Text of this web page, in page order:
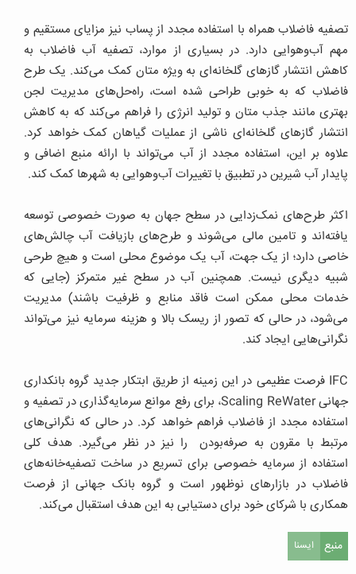
تصفیه فاضلاب همراه با استفاده مجدد از پساب نیز مزایای مستقیم و
مهم آب‌وهوایی دارد. در بسیاری از موارد، تصفیه آب فاضلاب به
کاهش انتشار گازهای گلخانه‌ای به ویژه متان کمک می‌کند. یک طرح
فاضلاب که به خوبی طراحی شده است، راه‌حل‌های مدیریت لجن
بهتری مانند جذب متان و تولید انرژی را فراهم می‌کند که به کاهش
انتشار گازهای گلخانه‌ای ناشی از عملیات گیاهان کمک خواهد کرد.
علاوه بر این، استفاده مجدد از آب می‌تواند با ارائه منبع اضافی و
پایدار آب شیرین در تطبیق با تغییرات آب‌وهوایی به شهرها کمک کند.
اکثر طرح‌های نمک‌زدایی در سطح جهان به صورت خصوصی توسعه
یافته‌اند و تامین مالی می‌شوند و طرح‌های بازیافت آب چالش‌های
خاصی دارد؛ از یک جهت، آب یک موضوع محلی است و هیچ طرحی
شبیه دیگری نیست. همچنین آب در سطح غیر متمرکز (جایی که
خدمات محلی ممکن است فاقد منابع و ظرفیت باشند) مدیریت
می‌شود، در حالی که تصور از ریسک بالا و هزینه سرمایه نیز می‌تواند
نگرانی‌هایی ایجاد کند.
IFC فرصت عظیمی در این زمینه از طریق ابتکار جدید گروه بانکداری
جهانی Scaling ReWater، برای رفع موانع سرمایه‌گذاری در تصفیه و
استفاده مجدد از فاضلاب فراهم خواهد کرد. در حالی که نگرانی‌های
مرتبط با مقرون به صرفه‌بودن را نیز در نظر می‌گیرد. هدف کلی
استفاده از سرمایه خصوصی برای تسریع در ساخت تصفیه‌خانه‌های
فاضلاب در بازارهای نوظهور است و گروه بانک‌ جهانی از فرصت
همکاری با شرکای خود برای دستیابی به این هدف استقبال می‌کند.
منبع ایسنا